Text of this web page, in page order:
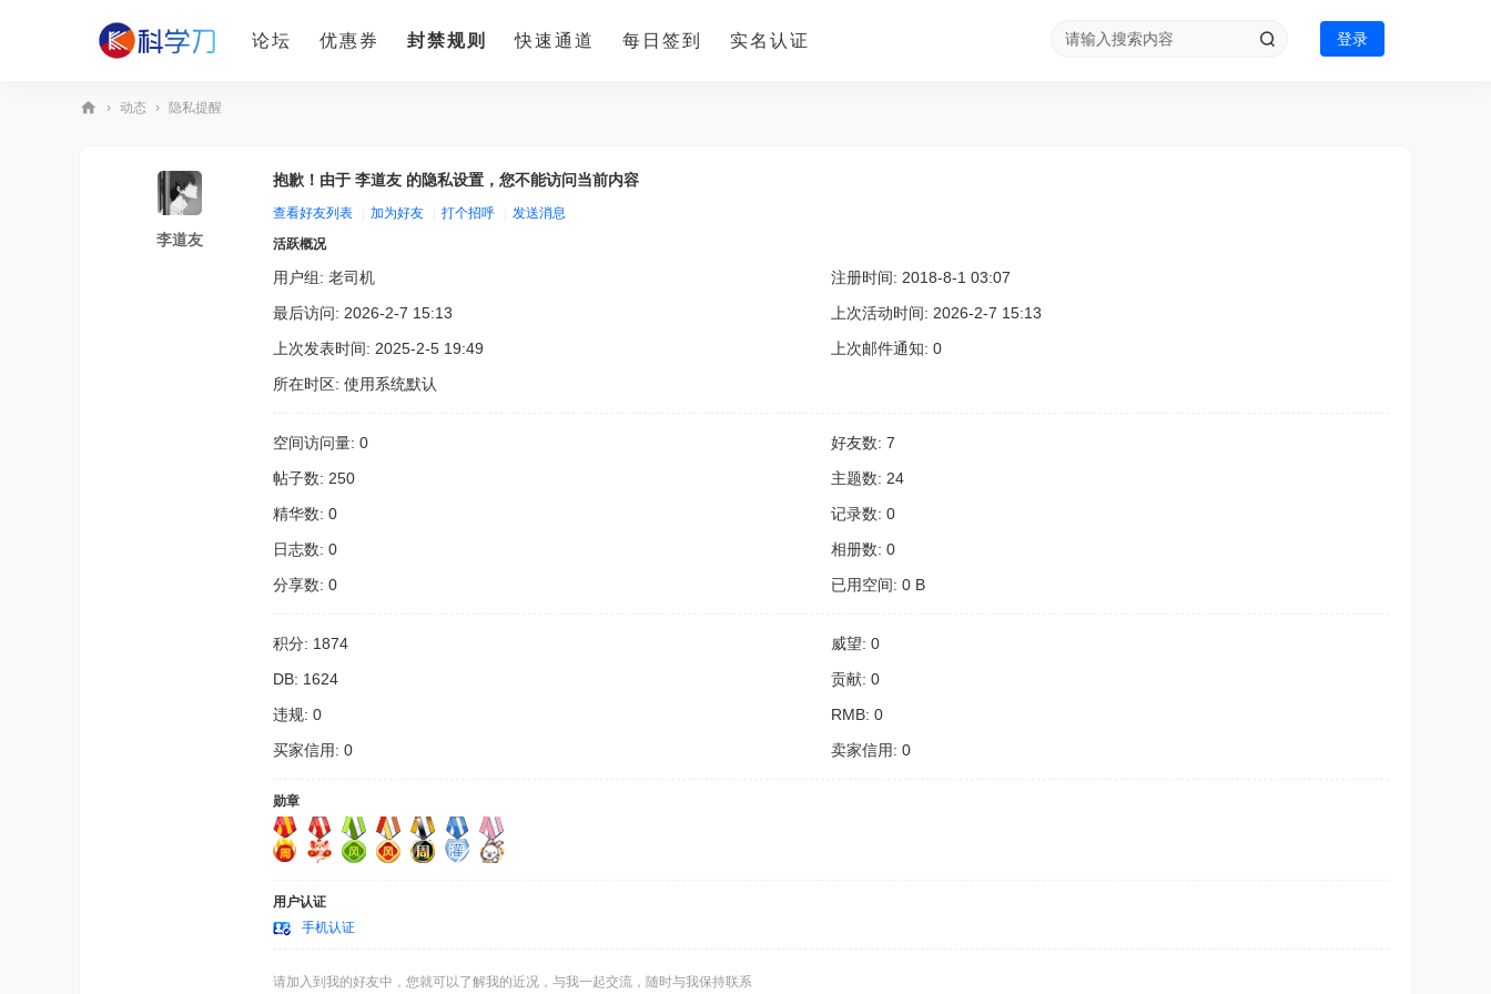
论坛 优惠券 封禁规则 快速通道 每日签到 实名认证 登录
› 动态 › 隐私提醒
李道友
抱歉！由于 李道友 的隐私设置，您不能访问当前内容
查看好友列表 加为好友 打个招呼
发送消息
活跃概况
用户组: 老司机
注册时间: 2018-8-1 03:07
最后访问: 2026-2-7 15:13
上次活动时间: 2026-2-7 15:13
上次发表时间: 2025-2-5 19:49
上次邮件通知: 0
所在时区: 使用系统默认
空间访问量: 0
好友数: 7
帖子数: 250
主题数: 24
精华数: 0
记录数: 0
日志数: 0
相册数: 0
分享数: 0
已用空间: 0 B
积分: 1874
威望: 0
DB: 1624
贡献: 0
违规: 0
RMB: 0
买家信用: 0
卖家信用: 0
勋章
用户认证
手机认证
请加入到我的好友中，您就可以了解我的近况，与我一起交流，随时与我保持联系